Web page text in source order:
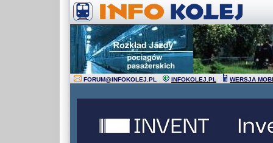
FORUM@INFOKOLEJ.PL INFOKOLEJ.PL WERSJA